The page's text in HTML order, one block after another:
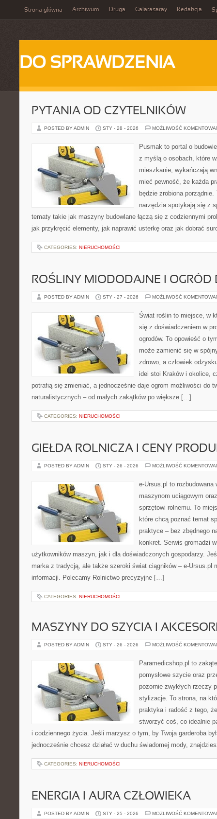
Strona główna Archiwum Druga Galatasaray Redakcja
DO SPRAWDZENIA
PYTANIA OD CZYTELNIKÓW
POSTED BY ADMIN STY - 28 - 2026 MOŻLIWOŚĆ
Pusmak to portal o
z myślą o osobach, które
mieszkanie, wykańczają
mieć pewność, że każda
będzie zrobiona
narzędzia spotykają się z
tematy takie jak maszyny budowlane łączą się z codziennymi
jak przykręcić elementy, jak naprawić usterkę oraz jak dobrać
CATEGORIES: NIERUCHOMOŚCI
ROŚLINY MIODODAJNE I
POSTED BY ADMIN STY - 27 - 2026 MOŻLIWOŚĆ
Świat roślin to miejsce, w
się z doświadczeniem w
ogrodów. To opowieść o
może zamienić się w
zdrowo, a człowiek
idei stoi Kraków i okolice,
potrafią się zmieniać, a jednocześnie daje ogrom możliwości do
naturalistycznych – od małych zakątków po większe […]
CATEGORIES: NIERUCHOMOŚCI
GIEŁDA ROLNICZA I CENY
POSTED BY ADMIN STY - 26 - 2026 MOŻLIWOŚĆ
e-Ursus.pl to rozbudowana
maszynom uciągowym
sprzętowi rolnemu. To
które chcą poznać temat
praktyce – bez zbędnego
konkret. Serwis gromadzi
użytkowników maszyn, jak i dla doświadczonych gospodarzy.
marka z tradycją, ale także szeroki świat ciągników – e-Ursus.pl
informacji. Polecamy Rolnictwo precyzyjne […]
CATEGORIES: NIERUCHOMOŚCI
MASZYNY DO SZYCIA I
POSTED BY ADMIN STY - 26 - 2026 MOŻLIWOŚĆ
Paramedicshop.pl to
pomysłowe szycie oraz
pozornie zwykłych rzeczy
stylizacje. To strona, na
praktyka i radość z tego,
stworzyć coś, co idealnie
i codziennego życia. Jeśli marzysz o tym, by Twoja garderoba
jednocześnie chcesz działać w duchu świadomej mody,
CATEGORIES: NIERUCHOMOŚCI
ENERGIA I AURA CZŁOWIEKA
POSTED BY ADMIN STY - 25 - 2026 MOŻLIWOŚĆ